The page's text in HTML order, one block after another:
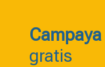
Campaya
gratis